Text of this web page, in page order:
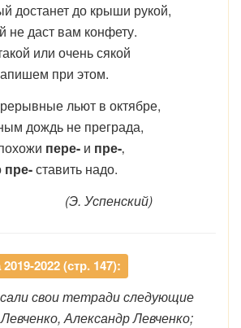
достанет до крыши рукой,
не даст вам конфету.
или очень сякой
при этом.
льют в октябре,
дождь не преграда,
пере- и пре-‚
пре-ставить надо.
(Э. Успенский)
2022 (стр. 147):
свои тетради следующие
Александр Левченко;